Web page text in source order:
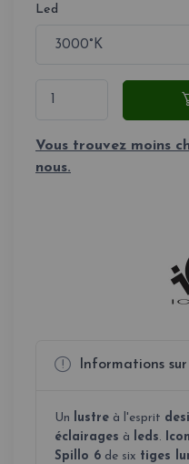
Led
Vous trouvez moins
nous.
Informations
Un lustre à l'esprit
éclairages à leds.
Spillo 6 de six tiges